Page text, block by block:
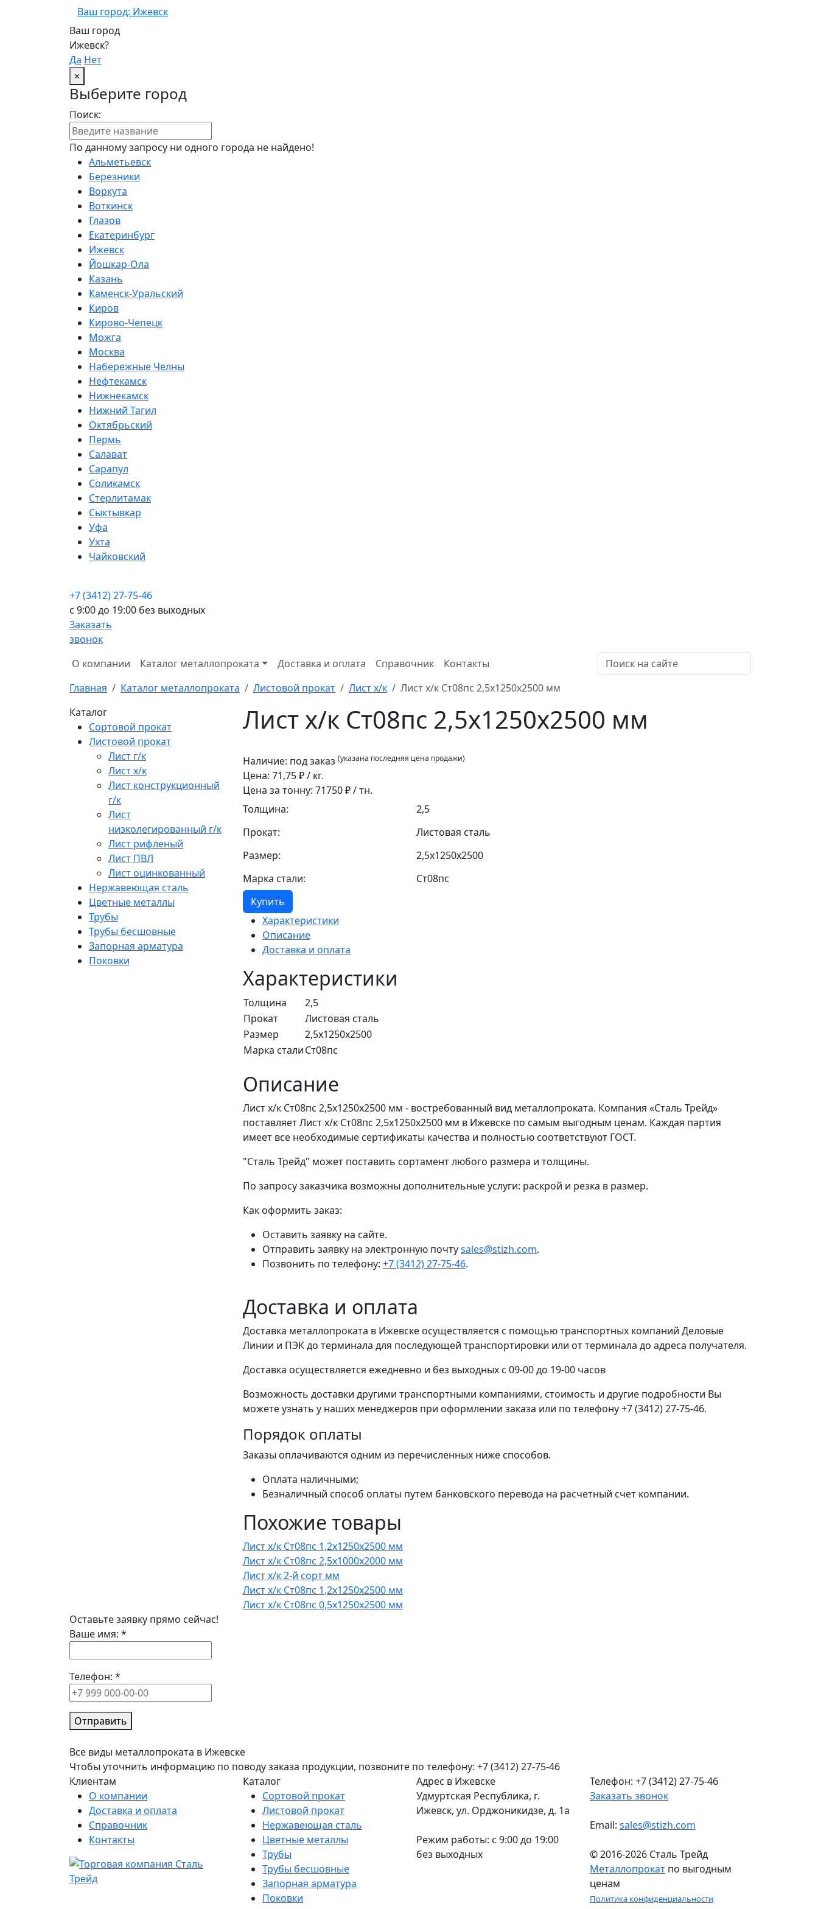
Ваш город: Ижевск
Ваш город
Ижевск?
Да Нет
×
Выберите город
Поиск:
По данному запросу ни одного города не найдено!
Альметьевск
Березники
Воркута
Воткинск
Глазов
Екатеринбург
Ижевск
Йошкар-Ола
Казань
Каменск-Уральский
Киров
Кирово-Чепецк
Можга
Москва
Набережные Челны
Нефтекамск
Нижнекамск
Нижний Тагил
Октябрьский
Пермь
Салават
Сарапул
Соликамск
Стерлитамак
Сыктывкар
Уфа
Ухта
Чайковский
+7 (3412) 27-75-46
c 9:00 до 19:00 без выходных
Заказать
звонок
О компании
Каталог металлопроката Доставка и оплата Справочник
Контакты
Главная
Каталог металлопроката Листовой прокат Лист х/к
Лист х/к Ст08пс 2,5x1250x2500 мм
Каталог
Сортовой прокат
Листовой прокат
Лист г/к
Лист х/к
Лист конструкционный
г/к
Лист
низколегированный г/к
Лист рифленый
Лист ПВЛ
Лист оцинкованный
Нержавеющая сталь
Цветные металлы
Трубы
Трубы бесшовные
Запорная арматура
Поковки
Лист х/к Ст08пс 2,5x1250x2500 мм
Наличие: под заказ (указана последняя цена продажи)
Цена: 71,75₽ / кг.
Цена за тонну: 71750₽ / тн.
Толщина:
2,5
Прокат:
Листовая сталь
Размер:
2,5x1250x2500
Марка стали:
Ст08пс
Купить
Характеристики
Описание
Доставка и оплата
Характеристики
Толщина
2,5
Прокат
Листовая сталь
Размер
2,5x1250x2500
Марка сталиСт08пс
Описание
Лист х/к Ст08пс 2,5x1250x2500 мм - востребованный вид металлопроката. Компания «Сталь Трейд»
поставляет Лист х/к Ст08пс 2,5x1250x2500 мм в Ижевске по самым выгодным ценам. Каждая партия
имеет все необходимые сертификаты качества и полностью соответствуют ГОСТ.
"Сталь Трейд" может поставить сортамент любого размера и толщины.
По запросу заказчика возможны дополнительные услуги: раскрой и резка в размер.
Как оформить заказ:
Оставить заявку на сайте.
Отправить заявку на электронную почтуsales@stizh.com.
Позвонить по телефону: +7 (3412) 27-75-46.
Доставка и оплата
Доставка металлопроката в Ижевске осуществляется с помощью транспортных компаний Деловые
Линии и ПЭК до терминала для последующей транспортировки или от терминала до адреса получателя.
Доставка осуществляется ежедневно и без выходных с 09-00 до 19-00 часов
Возможность доставки другими транспортными компаниями, стоимость и другие подробности Вы
можете узнать у наших менеджеров при оформлении заказа или по телефону +7 (3412) 27-75-46.
Порядок оплаты
Заказы оплачиваются одним из перечисленных ниже способов.
Оплата наличными;
Безналичный способ оплаты путем банковского перевода на расчетный счет компании.
Похожие товары
Лист х/к Ст08пс 1,2x1250x2500 мм
Лист х/к Ст08пс 2,5x1000x2000 мм
Лист х/к 2-й сорт мм
Лист х/к Ст08пс 1,2x1250x2500 мм
Лист х/к Ст08пс 0,5x1250x2500 мм
Оставьте заявку прямо сейчас!
Ваше имя: *
Телефон: *
Отправить
Все виды металлопроката в Ижевске
Чтобы уточнить информацию по поводу заказа продукции, позвоните по телефону: +7 (3412) 27-75-46
Клиентам
О компании
Доставка и оплата
Справочник
Контакты
Каталог
Сортовой прокат
Листовой прокат
Нержавеющая сталь
Цветные металлы
Трубы
Трубы бесшовные
Запорная арматура
Поковки
Адрес в Ижевске
Удмуртская Республика, г.
Ижевск, ул. Орджоникидзе, д. 1а
Режим работы: c 9:00 до 19:00
без выходных
Телефон: +7 (3412) 27-75-46
Заказать звонок
Email: sales@stizh.com
© 2016-2026 Сталь Трейд
Металлопрокат по выгодным
ценам
Политика конфиденциальности